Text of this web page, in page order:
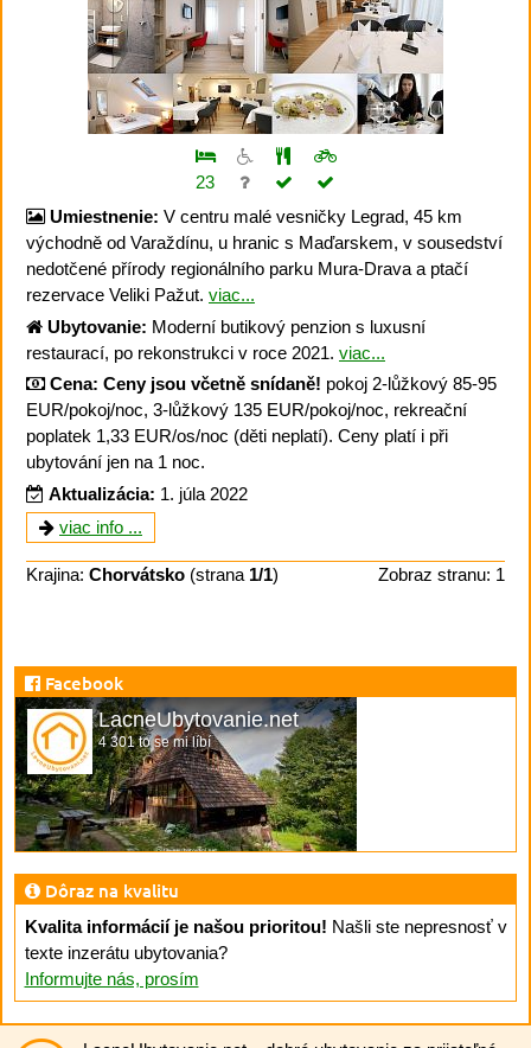
23
Umiestnenie: V centru malé vesničky Legrad, 45 km
východně od Varaždínu, u hranic s Maďarskem, v sousedství
nedotčené přírody regionálního parku Mura-Drava a ptačí
rezervace Veliki Pažut. viac...
Ubytovanie: Moderní butikový penzion s luxusní
restaurací, po rekonstrukci v roce 2021. viac...
Cena: Ceny jsou včetně snídaně! pokoj 2-lůžkový 85-95
EUR/pokoj/noc, 3-lůžkový 135 EUR/pokoj/noc, rekreační
poplatek 1,33 EUR/os/noc (děti neplatí). Ceny platí i při
ubytování jen na 1 noc.
Aktualizácia: 1. júla 2022
viac info ...
Krajina: Chorvátsko (strana 1/1) Zobraz stranu: 1
Facebook
LacneUbytovanie.net
4 301 to se mi líbí
Dôraz na kvalitu
Kvalita informácií je našou prioritou! Našli ste nepresnosť v
texte inzerátu ubytovania?
Informujte nás, prosím